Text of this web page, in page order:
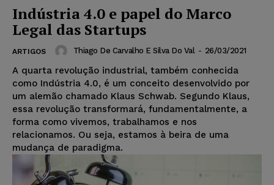
Indústria 4.0 e papel do Marco
Legal das Startups
ARTIGOS Thiago De Carvalho E Silva Do Val - 26/03/2021
A quarta revolução industrial, também conhecida
como Indústria 4.0, é um conceito desenvolvido por
um alemão chamado Klaus Schwab. Segundo Klaus,
essa revolução transformará, fundamentalmente, a
forma como vivemos, trabalhamos e nos
relacionamos. Ou seja, estamos à beira de uma
mudança de paradigma.